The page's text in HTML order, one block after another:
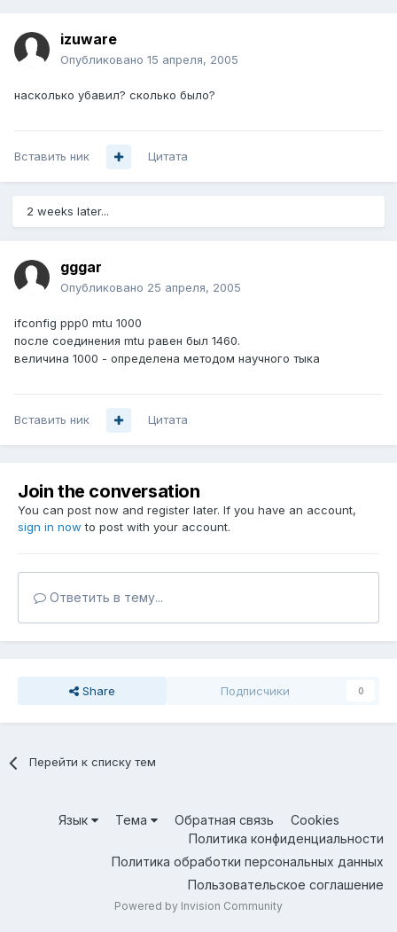
izuware
Опубликовано 15 апреля, 2005
насколько убавил? сколько было?
Вставить ник Цитата
2 weeks later...
gggar
Опубликовано 25 апреля, 2005
ifconfig ppp0 mtu 1000
после соединения mtu равен был 1460.
величина 1000 - определена методом научного тыка
Вставить ник Цитата
Join the conversation
You can post now and register later. If you have an account,
sign in now to post with your account.
Ответить в тему...
Share Подписчики 0
Перейти к списку тем
Язык Тема Обратная связь
Cookies
Политика конфиденциальности
Политика обработки персональных данных
Пользовательское соглашение
Powered by Invision Community